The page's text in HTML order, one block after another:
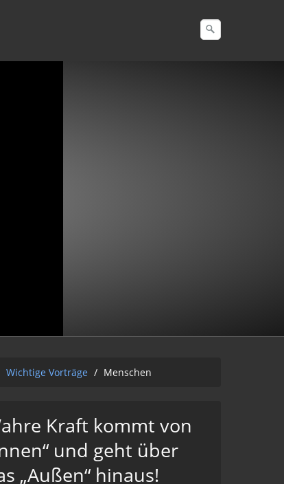
Wichtige Vorträge / Menschen
Kraft kommt von
und geht über
„Außen“ hinaus!